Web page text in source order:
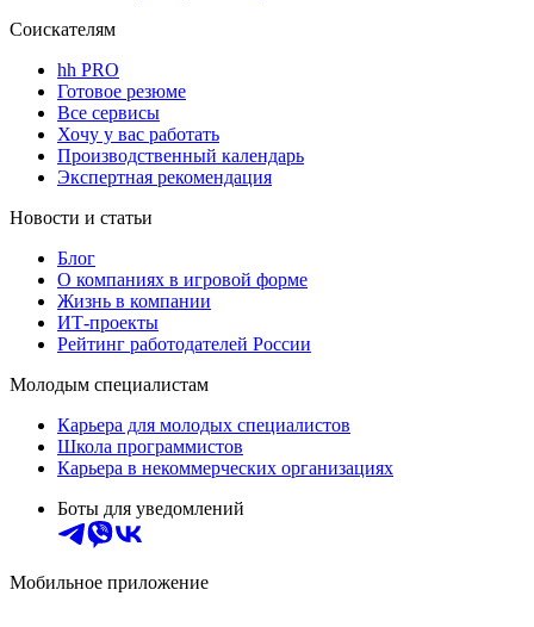
Соискателям
hh PRO
Готовое резюме
Все сервисы
Хочу у вас работать
Производственный календарь
Экспертная рекомендация
Новости и статьи
Блог
О компаниях в игровой форме
Жизнь в компании
ИТ-проекты
Рейтинг работодателей России
Молодым специалистам
Карьера для молодых специалистов
Школа программистов
Карьера в некоммерческих организациях
Боты для уведомлений
Мобильное приложение